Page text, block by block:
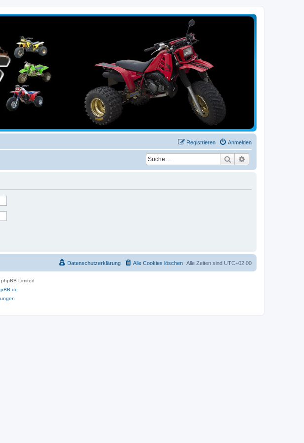
Anmelden
Registrieren
Suche
Alle Zeiten sind UTC+02:00
Alle Cookies löschen
Datenschutzerklärung
Limited